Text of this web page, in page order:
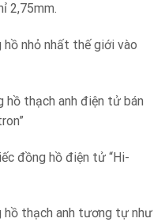
2,75mm.
nhỏ nhất thế giới vào
hồ thạch anh điện tử bán
đồng hồ điện tử “Hi-
thạch anh tương tự như